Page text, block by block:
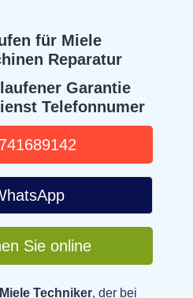
für Miele
Reparatur
Garantie
Telefonnumer
Sie online
Techniker, der bei